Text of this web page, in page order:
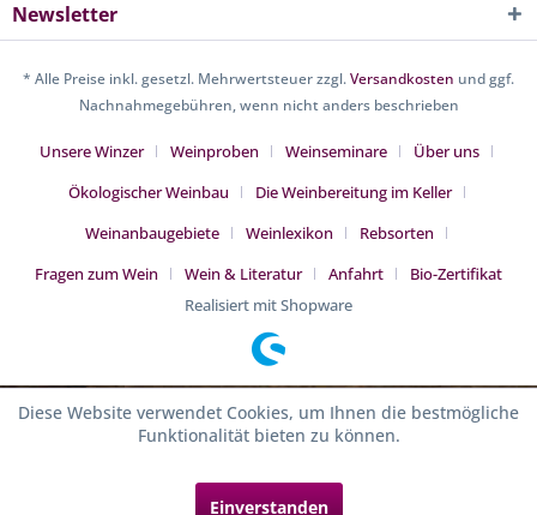
Newsletter
* Alle Preise inkl. gesetzl. Mehrwertsteuer zzgl.Versandkosten und ggf.
Nachnahmegebühren, wenn nicht anders beschrieben
Unsere Winzer Weinproben Weinseminare
Über uns
Ökologischer Weinbau
Die Weinbereitung im Keller
Weinanbaugebiete
Weinlexikon
Rebsorten
Fragen zum Wein
Wein & Literatur Anfahrt
Bio-Zertifikat
Realisiert mit Shopware
Diese Website verwendet Cookies, um Ihnen die bestmögliche
Funktionalität bieten zu können.
Einverstanden